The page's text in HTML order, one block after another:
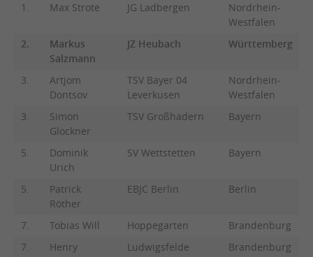
1.
Max Strote JG Ladbergen
Nordrhein-
Westfalen
2.
Markus
Salzmann
JZ Heubach Württemberg
3.
Artjom
Dontsov
TSV Bayer 04
Leverkusen
Nordrhein-
Westfalen
3.
Simon
Glockner
TSV Großhadern Bayern
5.
Dominik
Urich
SV Wettstetten Bayern
5.
Patrick
Röther
EBJC Berlin Berlin
7. Tobias Will Hoppegarten
Brandenburg
7.
Henry
Ludwigsfelde Brandenburg